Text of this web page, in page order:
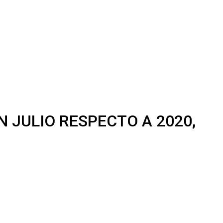
JULIO RESPECTO A 2020,